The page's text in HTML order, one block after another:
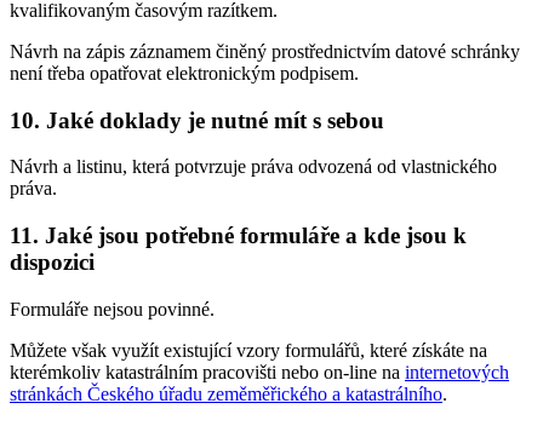
kvalifikovaným časovým razítkem.
Návrh na zápis záznamem činěný prostřednictvím datové schránky
není třeba opatřovat elektronickým podpisem.
10. Jaké doklady je nutné mít s sebou
Návrh a listinu, která potvrzuje práva odvozená od vlastnického
práva.
11. Jaké jsou potřebné formuláře a kde jsou k
dispozici
Formuláře nejsou povinné.
Můžete však využít existující vzory formulářů, které získáte na
kterémkoliv katastrálním pracovišti nebo on-line na internetových
stránkách Českého úřadu zeměměřického a katastrálního.